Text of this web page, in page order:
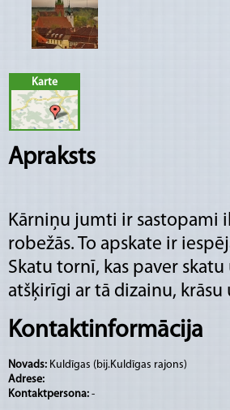
Karte
Apraksts
Kārniņu jumti ir sastopami
robežās. To apskate ir
Skatu tornī, kas paver
atšķirīgi ar tā dizainu, krāsu
Kontaktinformācija
Novads: Kuldīgas (bij.Kuldīgas rajons)
Adrese:
Kontaktpersona: -